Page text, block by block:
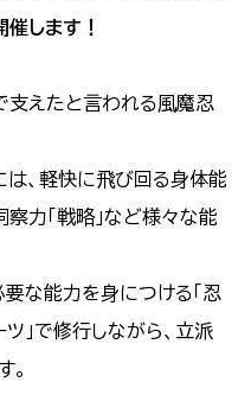
します！
えたと言われる風魔忍
、軽快に飛び回る身体能
察力「戦略」など様々な能
な能力を身につける「忍
ツ」で修行しながら、立派
。